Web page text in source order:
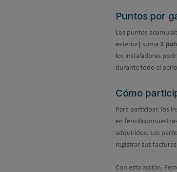
Puntos por
Los puntos
exterior) suma 1
los instaladores
durante todo el
Cómo
Para participar, los
en
adquiridos. Los
registrar sus
Con esta acción,